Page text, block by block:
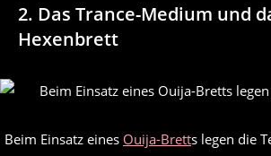
2. Das Trance-Medium und
Hexenbrett
Beim Einsatz eines Ouija-Bretts legen die